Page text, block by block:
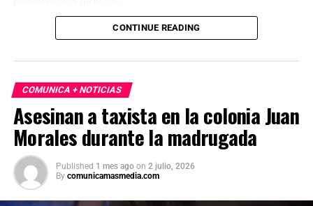
Las primeras investigaciones apuntan a que el hombre
madrugada. Personal de la Fiscalía y del Servicio Médico
Forense realizó el levantamiento del cuerpo e inició la
carpeta de investigación correspondiente para esclarecer
este homicidio.
CONTINUE READING
COMUNICA + NOTICIAS
Asesinan a taxista en la colonia Juan
Morales durante la madrugada
Published 1 mes ago on 2 julio, 2026
By comunicamasmedia.com